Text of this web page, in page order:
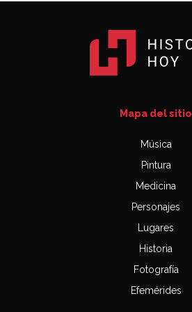
Mapa del sitio
Música
Pintura
Medicina
Personajes
Lugares
Historia
Fotografía
Efemérides